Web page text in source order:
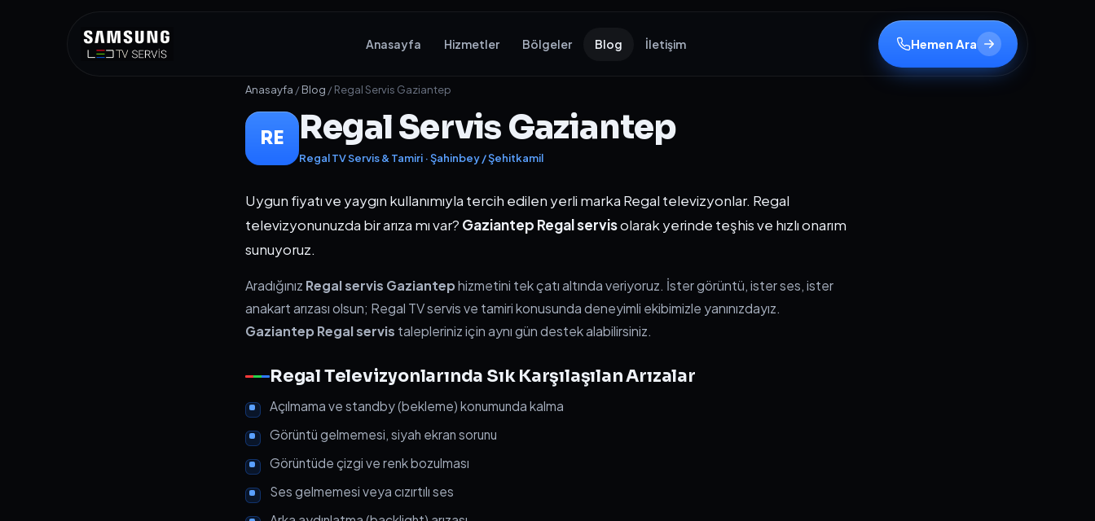
Anasayfa Hizmetler Bölgeler Blog İletişim Hemen Ara
Anasayfa /Blog / Regal Servis Gaziantep
RE Regal Servis Gaziantep
Regal TV Servis & Tamiri · Şahinbey / Şehitkamil
Uygun fiyatı ve yaygın kullanımıyla tercih edilen yerli marka Regal televizyonlar. Regal
televizyonunuzda bir arıza mı var? Gaziantep Regal servisolarak yerinde teşhis ve hızlı onarım
sunuyoruz.
Aradığınız Regal servis Gaziantephizmetini tek çatı altında veriyoruz. İster görüntü, ister ses, ister
anakart arızası olsun; Regal TV servis ve tamiri konusunda deneyimli ekibimizle yanınızdayız.
Gaziantep Regal servis talepleriniz için aynı gün destek alabilirsiniz.
Regal Televizyonlarında Sık Karşılaşılan Arızalar
Açılmama ve standby (bekleme) konumunda kalma
Görüntü gelmemesi, siyah ekran sorunu
Görüntüde çizgi ve renk bozulması
Ses gelmemesi veya cızırtılı ses